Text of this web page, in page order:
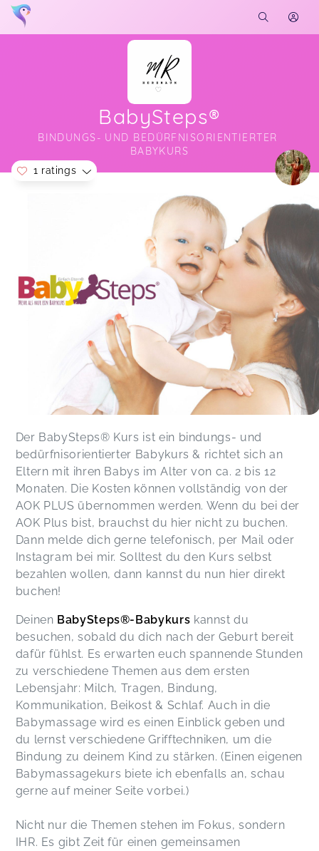
BabySteps®
BINDUNGS- UND BEDÜRFNISORIENTIERTER
BABYKURS
Soon you will learn more about me here...
1 ratings
Super schönes Ambiente, tolle Möglichkeit für
wertvollen Austausch mit anderen Mamas, für die
Babys ein schöner, sicherer und interaktiver Ort
und viel tolles, aktuelles Wissen über
Babybindung und alles, was im Babyaltag
wichtig ist. Den Kurs Maxisteps machen wir dann
auch gerne! Vielen Dank!
Sara-Maria,May 19
Der BabySteps® Kurs ist ein bindungs- und
bedürfnisorientierter Babykurs & richtet sich an
Eltern mit ihren Babys im Alter von ca. 2 bis 12
Monaten. Die Kosten können vollständig von der
AOK PLUS übernommen werden. Wenn du bei der
AOK Plus bist, brauchst du hier nicht zu buchen.
Dann melde dich gerne telefonisch, per Mail oder
Instagram bei mir. Solltest du den Kurs selbst
bezahlen wollen, dann kannst du nun hier direkt
buchen!
Deinen BabySteps®-Babykurs kannst du
besuchen, sobald du dich nach der Geburt bereit
dafür fühlst. Es erwarten euch spannende Stunden
zu verschiedene Themen aus dem ersten
Lebensjahr: Milch, Tragen, Bindung,
Kommunikation, Beikost & Schlaf. Auch in die
Babymassage wird es einen Einblick geben und
du lernst verschiedene Grifftechniken, um die
Bindung zu deinem Kind zu stärken. (Einen eigenen
Babymassagekurs biete ich ebenfalls an, schau
gerne auf meiner Seite vorbei.)
Nicht nur die Themen stehen im Fokus, sondern
IHR. Es gibt Zeit für einen gemeinsamen